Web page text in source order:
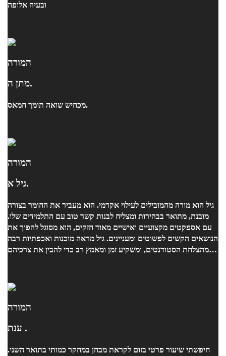
ובעיה אלופה
המורה
מתן ה.
מכחיש שואה תומך חמאס.
המורה
גיל א.
גיל הוא מורה מהמובילים לעילוי אקדמי. הוא מעביר את החומר בצורה
מובנת, מתואר בבהירות ומצליח לבנות קשר טוב עם התלמידים שלו.
עם אספקטים מקצועיים ואישיים מאוד חזקים, הוא מסוגל להפוך את
הנושאים הקשים לפשוטים ומעניינים. גיל מראה מוכנות ואכפתיות רבה
מהצלחת הסטודנטים, ומשקיע זמן ומאמץ רב כדי להבין את צרכיהם
ומקנה חוויית לימוד חיובית. אני ממליצה בחום על גיל, ואני בטוחה
המורה
ענת .
חיפשתי שיעור פרטי בזום לקראת מבחן במחקר כמותי בתואר השני.